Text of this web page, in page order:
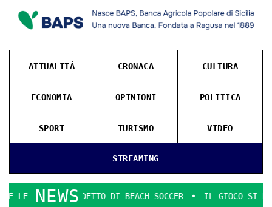
STREAMING
ATTUALITÀ CRONACA CULTURA
ECONOMIA OPINIONI POLITICA
SPORT TURISMO VIDEO
NEWS
SCUDETTO DI BEACH SOCCER IL GIOCO SI FA DURO. IL